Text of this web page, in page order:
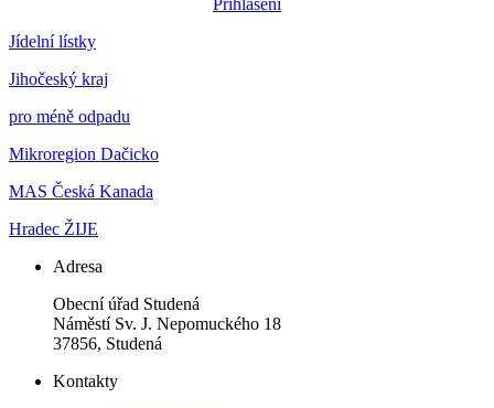
Přihlášení
Jídelní lístky
Jihočeský kraj
pro méně odpadu
Mikroregion Dačicko
MAS Česká Kanada
Hradec ŽIJE
Adresa
Obecní úřad Studená
Náměstí Sv. J. Nepomuckého 18
37856, Studená
Kontakty